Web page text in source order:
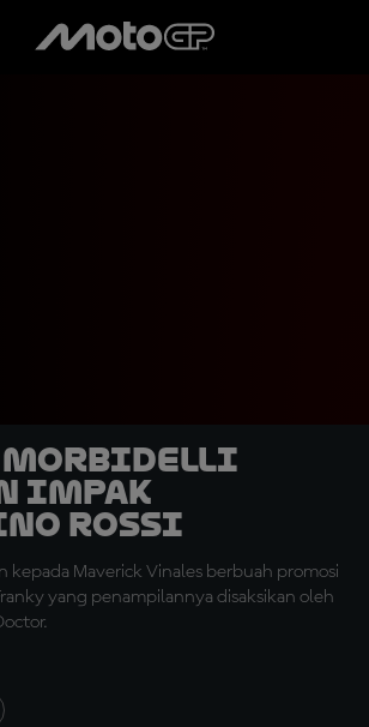
Morbidelli
Impak
Rossi
kepada Maverick Vinales berbuah promosi
yang penampilannya disaksikan oleh